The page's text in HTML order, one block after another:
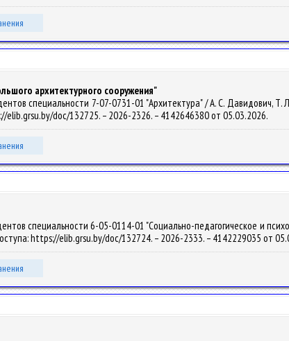
архитектурного сооружения"
специальности 7-07-0731-01 "Архитектура" / А. С. Давидович, Т.
elib.grsu.by/doc/132725. – 2026-2326. – 4142646380 от 05.03.2026.
специальности 6-05-0114-01 "Социально-педагогическое и
https://elib.grsu.by/doc/132724. – 2026-2333. – 4142229035 от